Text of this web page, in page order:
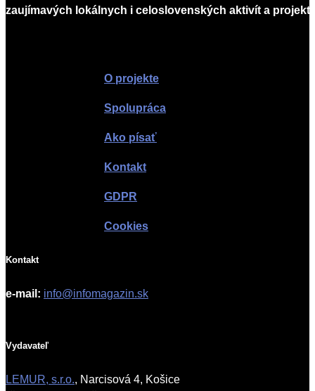
zaujímavých lokálnych i celoslovenských aktivít a
O projekte
Spolupráca
Ako písať
Kontakt
GDPR
Cookies
Kontakt
e-mail: info@infomagazin.sk
Vydavateľ
LEMUR, s.r.o., Narcisová 4, Košice